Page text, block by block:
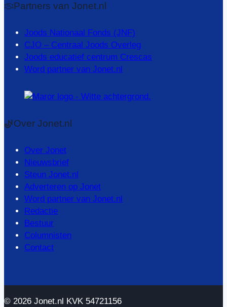
Partners van Jonet.nl
Joods Nationaal Fonds (JNF)
CJO – Centraal Joods Overleg
Joods educatief centrum Crescas
Word partner van Jonet.nl
Over Jonet.nl
Over Jonet
Nieuwsbrief
Steun Jonet.nl
Adverteren op Jonet
Word partner van Jonet.nl
Redactie
Bestuur
Columnisten
Contact
© 2026 Jonet.nl KVK 54721156